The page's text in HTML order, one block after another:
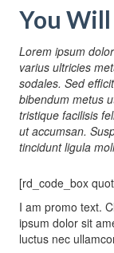
You Will
Lorem ipsum
varius ultricies
sodales. Sed
bibendum metus
tristique facilisis
ut accumsan.
tincidunt ligula
[rd_code_box
I am promo text.
ipsum dolor sit
luctus nec